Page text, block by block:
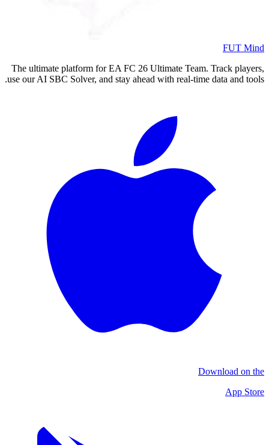
FUT Mind
The ultimate platform for EA FC 26 Ultimate Team. Track players,
use our AI SBC Solver, and stay ahead with real-time data and tools.
Download on the
App Store